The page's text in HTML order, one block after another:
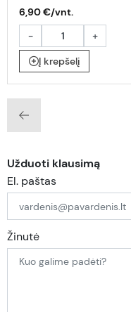
6,90 €/vnt.
-
+
Į krepšelį
Užduoti klausimą
El. paštas
Žinutė